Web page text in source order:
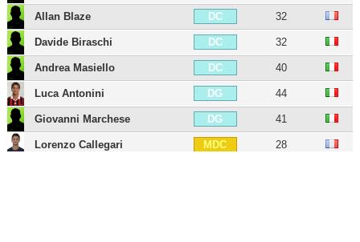
Allan Blaze DC 32
Davide Biraschi DC 32
Andrea Masiello DC 40
Luca Antonini DG 44
Giovanni Marchese DG 41
Lorenzo Callegari MDC 28